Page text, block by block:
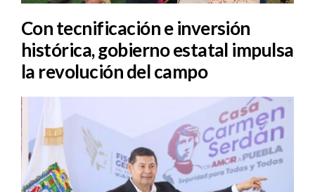
Con tecnificación e inversión
histórica, gobierno estatal impulsa
la revolución del campo